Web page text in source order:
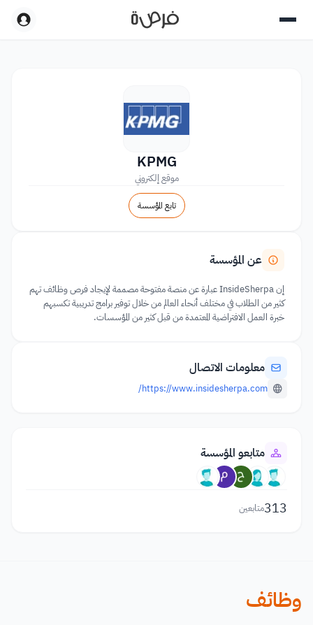
KPMG
موقع إلكتروني
تابع المؤسسة
عن المؤسسة
إن InsideSherpa عبارة عن منصة مفتوحة مصممة لإيجاد فرص وظائف تهم
كثير من الطلاب في مختلف أنحاء العالم من خلال توفير برامج تدريبية تكسبهم
خبرة العمل الافتراضية المعتمدة من قبل كثير من المؤسسات.
معلومات الاتصال
https://www.insidesherpa.com/
متابعو المؤسسة
313متابعين
وظائف